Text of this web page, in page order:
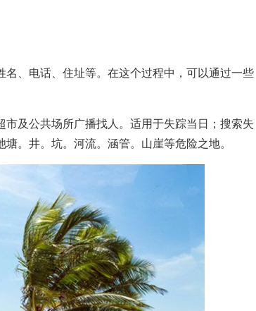
、电话、住址等。在这个过程中，可以通过一些
及公共场所广播找人。适用于失踪当日；搜索失
。井。坑。河流。涵管。山崖等危险之地。